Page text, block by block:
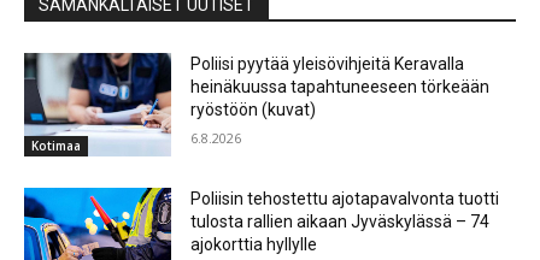
SAMANKALTAISET UUTISET
Kotimaa
Poliisi pyytää yleisövihjeitä Keravalla
heinäkuussa tapahtuneeseen törkeään
ryöstöön (kuvat)
6.8.2026
Poliisin tehostettu ajotapavalvonta tuotti
tulosta rallien aikaan Jyväskylässä – 74
ajokorttia hyllylle